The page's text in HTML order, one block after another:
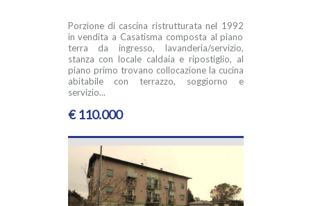
Porzione di cascina ristrutturata nel 1992
in vendita a Casatisma composta al piano
terra da ingresso, lavanderia/servizio,
stanza con locale caldaia e ripostiglio, al
piano primo trovano collocazione la cucina
abitabile con terrazzo, soggiorno e
servizio...
€ 110.000